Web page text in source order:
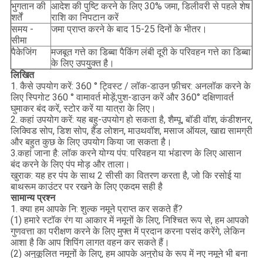
भुगतान की
शर्तें
आदेश की पुष्टि करने के लिए 30% जमा, डिलीवरी से पहले शेष
राशि का निपटान करें
समय -
सीमा
जमा प्राप्त करने के बाद 15-25 दिनों के भीतर।
पैकेजिंग
मजबूत गत्ते का डिब्बा पैकिंग लंबी दूरी के परिवहन गत्ते का डिब्बा
के लिए उपयुक्त है।
लिखित
1. कैसे उपयोग करें: 360 ° ट्विस्ट / लॉक-डाउन फ़ीचर: अनलॉक करने के
लिए स्पिगोट 360 ° वामावर्त मोड़ें;पुश-डाउन करें और 360° दक्षिणावर्त
घुमाकर बंद करें, स्टोर करें या यात्रा के लिए।
2. कहां उपयोग करें: यह बहु-उपयोग हो सकता है, शैम्पू, बॉडी वॉश, कंडीशनर,
लिक्विड सोप, डिश सोप, हैंड लोशन, माउथवॉश, मसाज ऑयल, खाद्य सामग्री
और बहुत कुछ के लिए उपयोग किया जा सकता है।
3.कहां जाना है: लॉक करने योग्य पंप: परिवहन या भंडारण के लिए आसान
बंद करने के लिए पंप मोड़ और ताला।
खुराक: यह हर पंप के साथ 2 सीसी का वितरण करता है, जो कि रसोई या
बाथरूम काउंटर पर रखने के लिए एकदम सही है
सामान्य प्रश्न
1. क्या हम आपके नि: शुल्क नमूने प्राप्त कर सकते हैं?
(1) हमारे स्टॉक रंग या आकार में नमूनों के लिए, निश्चित रूप से, हम आपको
गुणवत्ता का परीक्षण करने के लिए मुफ्त में प्रदान करना पसंद करेंगे, लेकिन
आशा है कि आप शिपिंग लागत वहन कर सकते हैं।
(2) अनुकूलित नमूनों के लिए, हम आपके अनुरोध के रूप में नए नमूने भी बना